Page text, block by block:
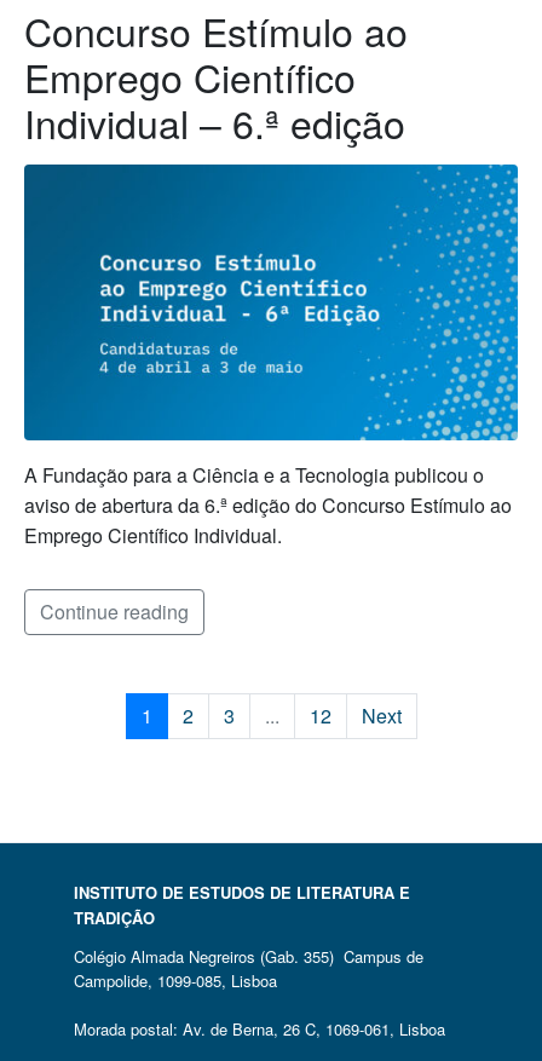
Concurso Estímulo ao
Emprego Científico
Individual – 6.ª edição
A Fundação para a Ciência e a Tecnologia publicou o
aviso de abertura da 6.ª edição do Concurso Estímulo ao
Emprego Científico Individual.
Continue reading
1 2 3 ... 12 Next
INSTITUTO DE ESTUDOS DE LITERATURA E
TRADIÇÃO
Colégio Almada Negreiros (Gab. 355) Campus de
Campolide, 1099-085, Lisboa
Morada postal: Av. de Berna, 26 C, 1069-061, Lisboa